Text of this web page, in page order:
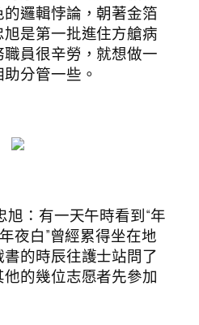
邏輯悖論，朝著金箔
是第一批進住方艙病
員很辛勞，就想做一
分管一些。
：有一天午時看到“年
夜白”曾經累得坐在地
的時辰往護士站問了
的幾位志愿者先參加